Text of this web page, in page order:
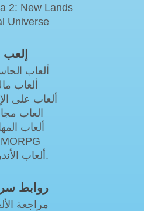
2: New Lands
Universe
إلعب
ألعاب
ألعاب
ألعاب على
العاب
ألعاب
ألعاب الأندرويد.
روابط
مراجعة